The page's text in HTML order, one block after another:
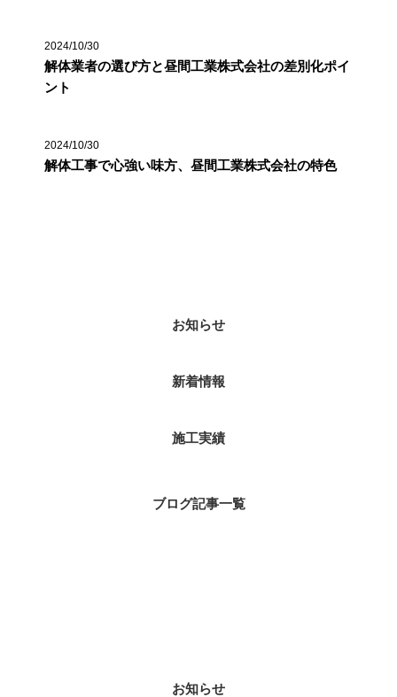
2024/10/30
解体業者の選び方と昼間工業株式会社の差別化ポイ
ント
2024/10/30
解体工事で心強い味方、昼間工業株式会社の特色
お知らせ
新着情報
施工実績
ブログ記事一覧
お知らせ